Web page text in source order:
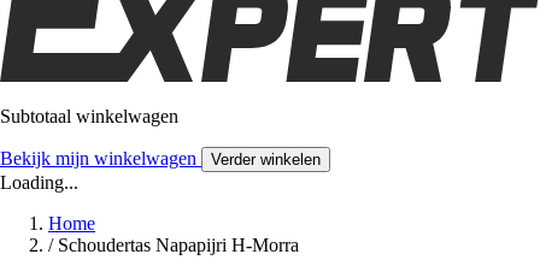
Subtotaal winkelwagen
Bekijk mijn winkelwagen Verder winkelen
Loading...
Home
/ Schoudertas Napapijri H-Morra